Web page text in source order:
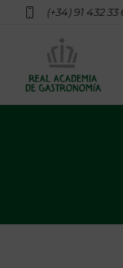
(+34) 91 432 33